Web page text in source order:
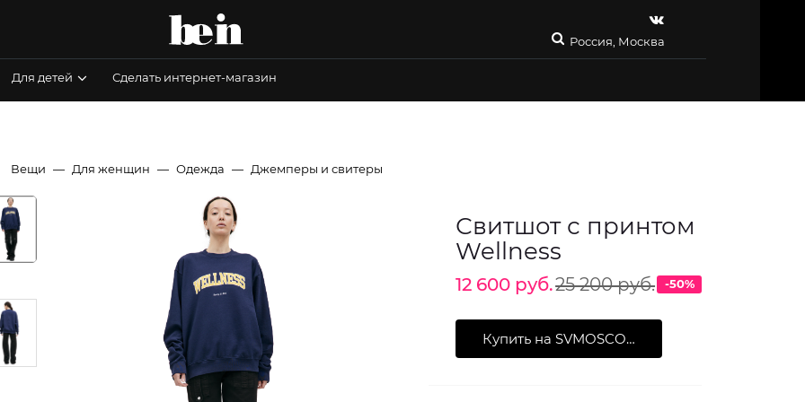
Россия, Москва
Для детей Сделать интернет-магазин
Вещи Для женщин Одежда Джемперы и свитеры
Свитшот с принтом
Wellness
12 600 руб.25 200 руб. -50%
Купить на SVMOSCOW